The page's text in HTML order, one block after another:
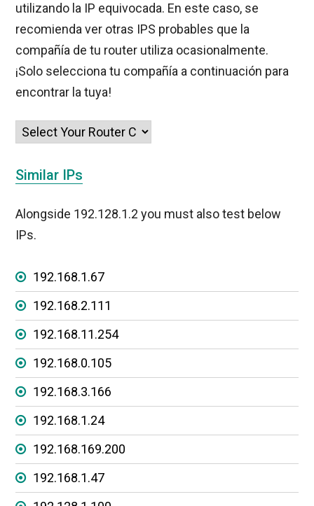
utilizando la IP equivocada. En este caso, se
recomienda ver otras IPS probables que la
compañía de tu router utiliza ocasionalmente.
¡Solo selecciona tu compañía a continuación para
encontrar la tuya!
Similar IPs
Alongside 192.128.1.2 you must also test below
IPs.
192.168.1.67
192.168.2.111
192.168.11.254
192.168.0.105
192.168.3.166
192.168.1.24
192.168.169.200
192.168.1.47